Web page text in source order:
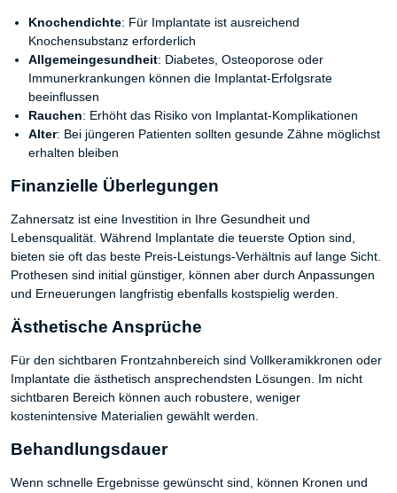
Knochendichte: Für Implantate ist ausreichend
Knochensubstanz erforderlich
Allgemeingesundheit: Diabetes, Osteoporose oder
Immunerkrankungen können die Implantat-Erfolgsrate
beeinflussen
Rauchen: Erhöht das Risiko von Implantat-Komplikationen
Alter: Bei jüngeren Patienten sollten gesunde Zähne möglichst
erhalten bleiben
Finanzielle Überlegungen
Zahnersatz ist eine Investition in Ihre Gesundheit und
Lebensqualität. Während Implantate die teuerste Option sind,
bieten sie oft das beste Preis-Leistungs-Verhältnis auf lange Sicht.
Prothesen sind initial günstiger, können aber durch Anpassungen
und Erneuerungen langfristig ebenfalls kostspielig werden.
Ästhetische Ansprüche
Für den sichtbaren Frontzahnbereich sind Vollkeramikkronen oder
Implantate die ästhetisch ansprechendsten Lösungen. Im nicht
sichtbaren Bereich können auch robustere, weniger
kostenintensive Materialien gewählt werden.
Behandlungsdauer
Wenn schnelle Ergebnisse gewünscht sind, können Kronen und